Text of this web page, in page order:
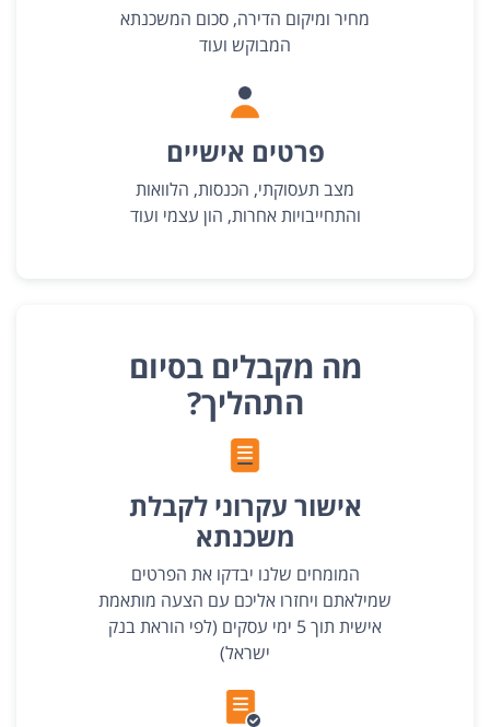
מחיר ומיקום הדירה, סכום המשכנתא
המבוקש ועוד
פרטים אישיים
מצב תעסוקתי, הכנסות, הלוואות
והתחייבויות אחרות, הון עצמי ועוד
מה מקבלים בסיום
התהליך?
אישור עקרוני לקבלת
משכנתא
המומחים שלנו יבדקו את הפרטים
שמילאתם ויחזרו אליכם עם הצעה מותאמת
אישית תוך 5 ימי עסקים (לפי הוראת בנק
ישראל)